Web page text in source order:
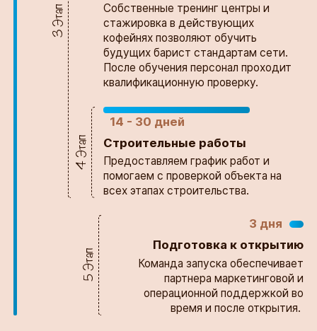
3 Этап
Собственные тренинг центры и
стажировка в действующих
кофейнях позволяют обучить
будущих барист стандартам сети.
После обучения персонал проходит
квалификационную проверку.
4 Этап
14 - 30 дней
Строительные работы
Предоставляем график работ и
помогаем с проверкой объекта на
всех этапах строительства. ​​​​​​​
5 Этап
3 дня
Подготовка к открытию
Команда запуска обеспечивает
партнера маркетинговой и
операционной поддержкой во
время и после открытия.